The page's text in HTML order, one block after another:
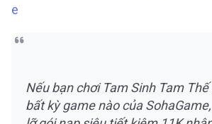
e
Nếu bạn chơi Tam Sinh Tam
bất kỳ game nào của